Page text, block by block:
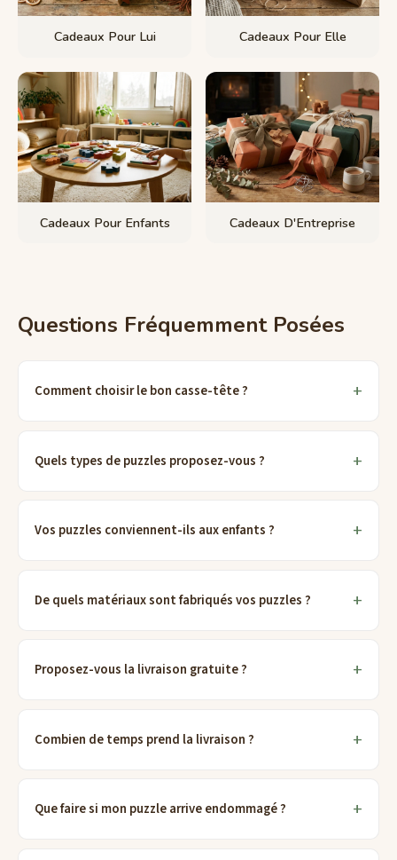
Cadeaux Pour Lui Cadeaux Pour Elle
Cadeaux Pour Enfants Cadeaux D'Entreprise
Questions Fréquemment Posées
Comment choisir le bon casse-tête ?
Quels types de puzzles proposez-vous ?
Vos puzzles conviennent-ils aux enfants ?
De quels matériaux sont fabriqués vos puzzles ?
Proposez-vous la livraison gratuite ?
Combien de temps prend la livraison ?
Que faire si mon puzzle arrive endommagé ?